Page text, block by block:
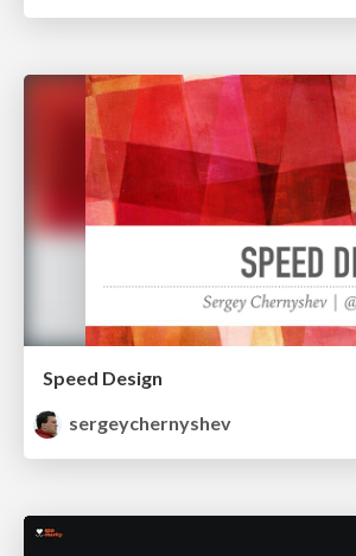
Speed Design
sergeychernyshev